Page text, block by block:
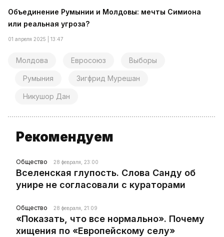
Объединение Румынии и Молдовы: мечты Симиона
или реальная угроза?
01 апреля 2025 | 13:47
Молдова Евросоюз Выборы
Румыния Зигфрид Мурешан
Никушор Дан
Рекомендуем
Общество 28 февраля, 23:00
Вселенская глупость. Слова Санду об
унире не согласовали с кураторами
Общество 28 февраля, 21:09
«Показать, что все нормально». Почему
хищения по «Европейскому селу»